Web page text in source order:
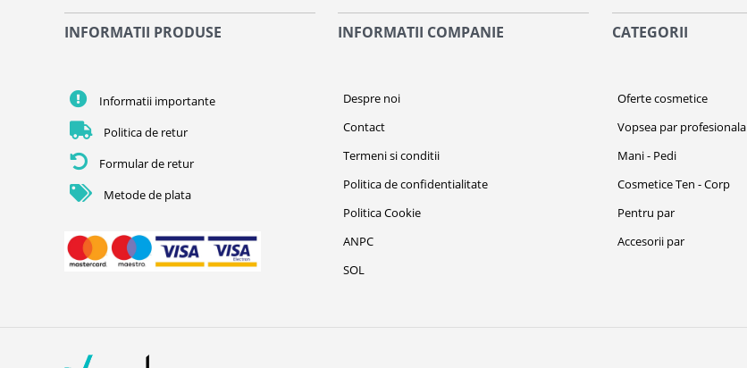
INFORMATII PRODUSE
Informatii importante
Politica de retur
Formular de retur
Metode de plata
INFORMATII COMPANIE
Despre noi
Contact
Termeni si conditii
Politica de confidentialitate
Politica Cookie
ANPC
SOL
CATEGORII
Oferte cosmetice
Vopsea par profesionala
Mani - Pedi
Cosmetice Ten - Corp
Pentru par
Accesorii par